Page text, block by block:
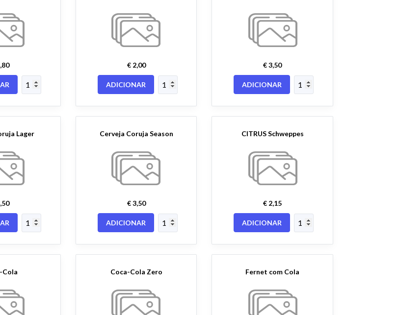
€ 2,00
ADICIONAR
€ 3,50
ADICIONAR
Lager Cerveja Coruja Season
€ 3,50
ADICIONAR
CITRUS Schweppes
€ 2,15
ADICIONAR
Cola Coca-Cola Zero Fernet com Cola